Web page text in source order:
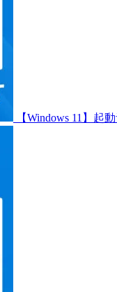
【Windows 11】起